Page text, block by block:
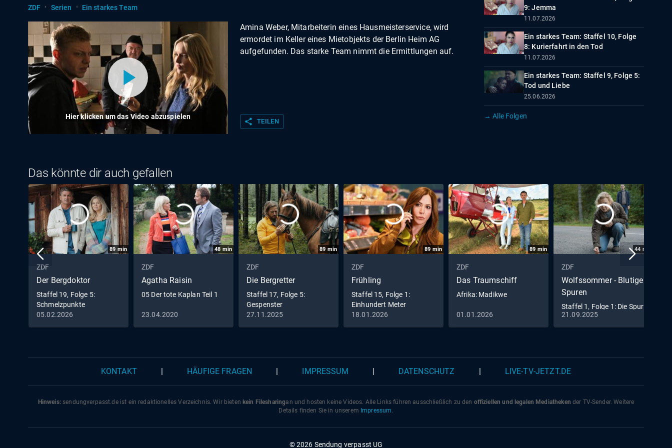
ZDF · Serien · Ein starkes Team
Hier klicken um das Video abzuspielen
Amina Weber, Mitarbeiterin eines Hausmeisterservice, wird
ermordet im Keller eines Mietobjekts der Berlin Heim AG
aufgefunden. Das starke Team nimmt die Ermittlungen auf.
share TEILEN
9: Jemma
11.07.2026
Ein starkes Team: Staffel 10, Folge
8: Kurierfahrt in den Tod
11.07.2026
Ein starkes Team: Staffel 9, Folge 5:
Tod und Liebe
25.06.2026
→ Alle Folgen
Das könnte dir auch gefallen
89 min
ZDF
Der Bergdoktor
Staffel 19, Folge 5:
Schmelzpunkte
05.02.2026
48 min
ZDF
Agatha Raisin
05 Der tote Kaplan Teil 1
23.04.2020
89 min
ZDF
Die Bergretter
Staffel 17, Folge 5:
Gespenster
27.11.2025
89 min
ZDF
Frühling
Staffel 15, Folge 1:
Einhundert Meter
18.01.2026
89min
ZDF
Das Traumschiff
Afrika: Madikwe
01.01.2026
44 min
ZDF
Wolfssommer - Blutige
Spuren
Staffel 1, Folge 1: Die Spur
der Wölfe
21.09.2025
KONTAKT HÄUFIGE FRAGEN IMPRESSUM DATENSCHUTZ LIVE-TV-JETZT.DE
Hinweis:sendungverpasst.deist ein redaktionelles Verzeichnis. Wir bieten kein Filesharingan und hosten keine Videos. Alle Links führen ausschließlich zu den offiziellen und legalen Mediatheken der TV-Sender. Weitere
Details finden Sie in unserem Impressum.
© 2026 Sendung verpasst UG